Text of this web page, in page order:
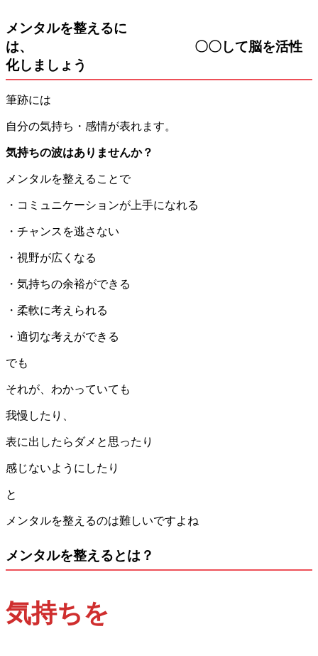
メンタルを整えるに
は、 〇〇して脳を活性
化しましょう
筆跡には
自分の気持ち・感情が表れます。
気持ちの波はありませんか？
メンタルを整えることで
・コミュニケーションが上手になれる
・チャンスを逃さない
・視野が広くなる
・気持ちの余裕ができる
・柔軟に考えられる
・適切な考えができる
でも
それが、わかっていても
我慢したり、
表に出したらダメと思ったり
感じないようにしたり
と
メンタルを整えるのは難しいですよね
メンタルを整えるとは？
気持ちを